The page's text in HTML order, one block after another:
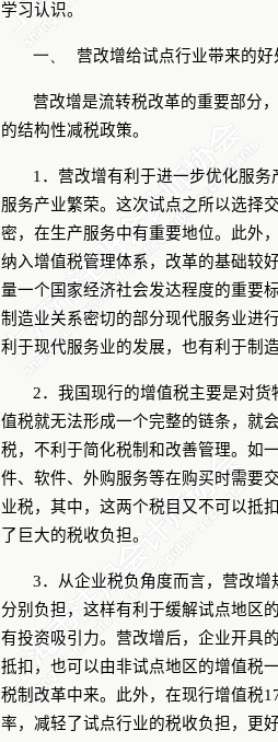
学习认识。
一、 营改增给试点行业带来的好
营改增是流转税改革的重要部分
的结构性减税政策。
1 ．营改增有利于进一步优化服
服务产业繁荣。这次试点之所以选择
密，在生产服务中有重要地位。此外
纳入增值税管理体系，改革的基础较
量一个国家经济社会发达程度的重要
制造业关系密切的部分现代服务业进
利于现代服务业的发展，也有利于制
2．我国现行的增值税主要是对
值税就无法形成一个完整的链条，就
税，不利于简化税制和改善管理。如
件、软件、外购服务等在购买时需要
业税，其中，这两个税目又不可以抵
了巨大的税收负担。
3．从企业税负角度而言，营改
分别负担，这样有利于缓解试点地区
有投资吸引力。营改增后，企业开具
抵扣，也可以由非试点地区的增值税
税制改革中来。此外，在现行增值税
率，减轻了试点行业的税收负担，更